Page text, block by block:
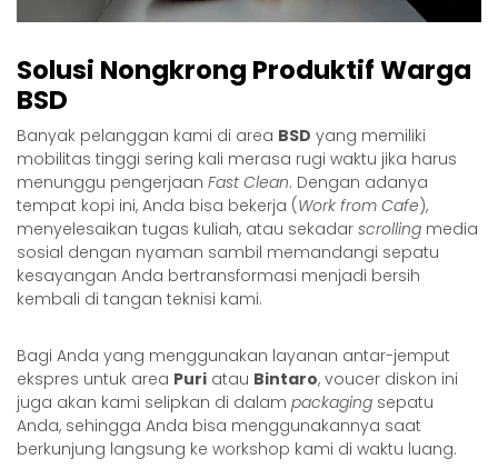
Solusi Nongkrong Produktif Warga
BSD
Banyak pelanggan kami di area BSD yang memiliki
mobilitas tinggi sering kali merasa rugi waktu jika harus
menunggu pengerjaan Fast Clean. Dengan adanya
tempat kopi ini, Anda bisa bekerja (Work from Cafe),
menyelesaikan tugas kuliah, atau sekadar scrolling media
sosial dengan nyaman sambil memandangi sepatu
kesayangan Anda bertransformasi menjadi bersih
kembali di tangan teknisi kami.
Bagi Anda yang menggunakan layanan antar-jemput
ekspres untuk area Puri atau Bintaro, voucer diskon ini
juga akan kami selipkan di dalam packaging sepatu
Anda, sehingga Anda bisa menggunakannya saat
berkunjung langsung ke workshop kami di waktu luang.